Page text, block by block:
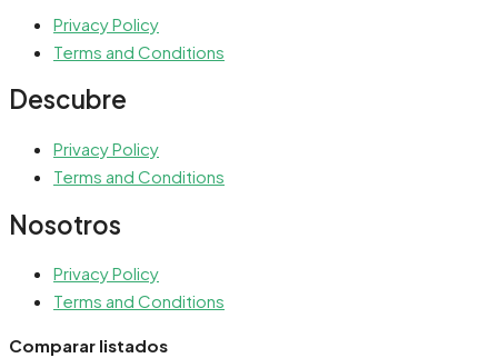
Privacy Policy
Terms and Conditions
Descubre
Privacy Policy
Terms and Conditions
Nosotros
Privacy Policy
Terms and Conditions
Comparar listados